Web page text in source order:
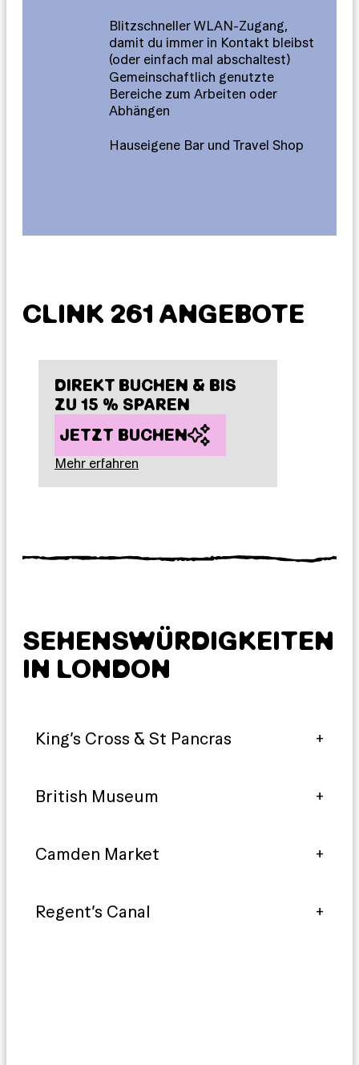
Blitzschneller WLAN-Zugang,
damit du immer in Kontakt bleibst
(oder einfach mal abschaltest)
Gemeinschaftlich genutzte
Bereiche zum Arbeiten oder
Abhängen
Hauseigene Bar und Travel Shop
CLINK 261 ANGEBOTE
DIREKT BUCHEN & BIS
ZU 15 % SPAREN
JETZT BUCHEN
Mehr erfahren
SEHENSWÜRDIGKEITEN
IN LONDON
King’s Cross & St Pancras
British Museum
Camden Market
Regent’s Canal